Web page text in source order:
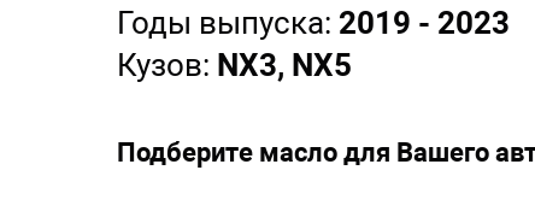
Годы выпуска: 2019 - 2023
Кузов: NX3, NX5
Подберите масло для Вашего